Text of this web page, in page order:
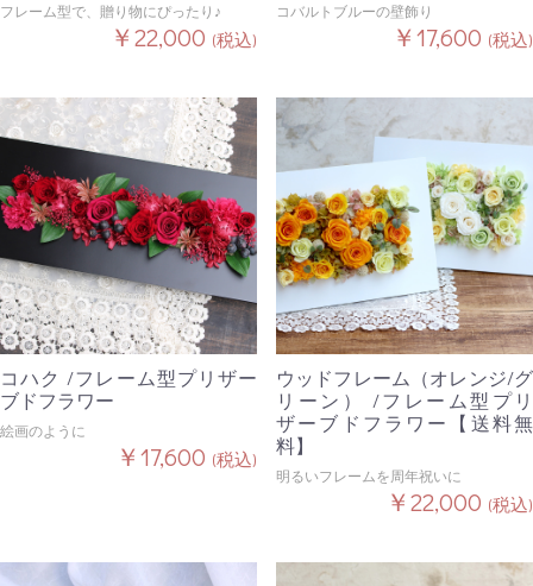
フレーム型で、贈り物にぴったり♪
￥22,000 (税込)
コバルトブルーの壁飾り
￥17,600 (税込)
コハク /フレーム型プリザー
ブドフラワー
絵画のように
￥17,600 (税込)
ウッドフレーム（オレンジ/グ
リーン） /フレーム型プリ
ザーブドフラワー【送料無
料】
明るいフレームを周年祝いに
￥22,000 (税込)